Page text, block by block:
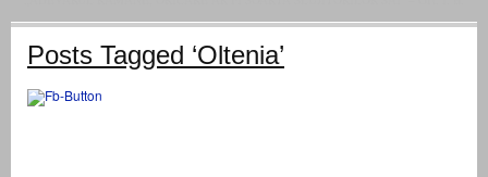
Posts Tagged ‘Oltenia’